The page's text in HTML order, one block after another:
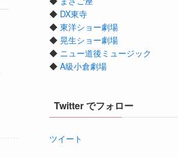
◆ DX東寺
◆ 東洋ショー劇場
◆ 晃生ショー劇場
◆ ニュー道後ミュージック
◆ A級小倉劇場
Twitter でフォロー
ツイート